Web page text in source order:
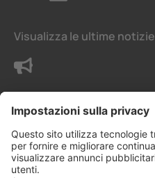
Visualizza le ultime notizie
Contattaci